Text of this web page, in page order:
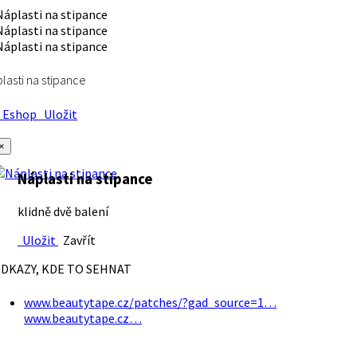
na stipance
Uložit
Náplasti na stipance
klidně dvě balení
Uložit Zavřít
KDE TO SEHNAT
www.beautytape.cz/patches/?gad_source=1…
www.beautytape.cz…